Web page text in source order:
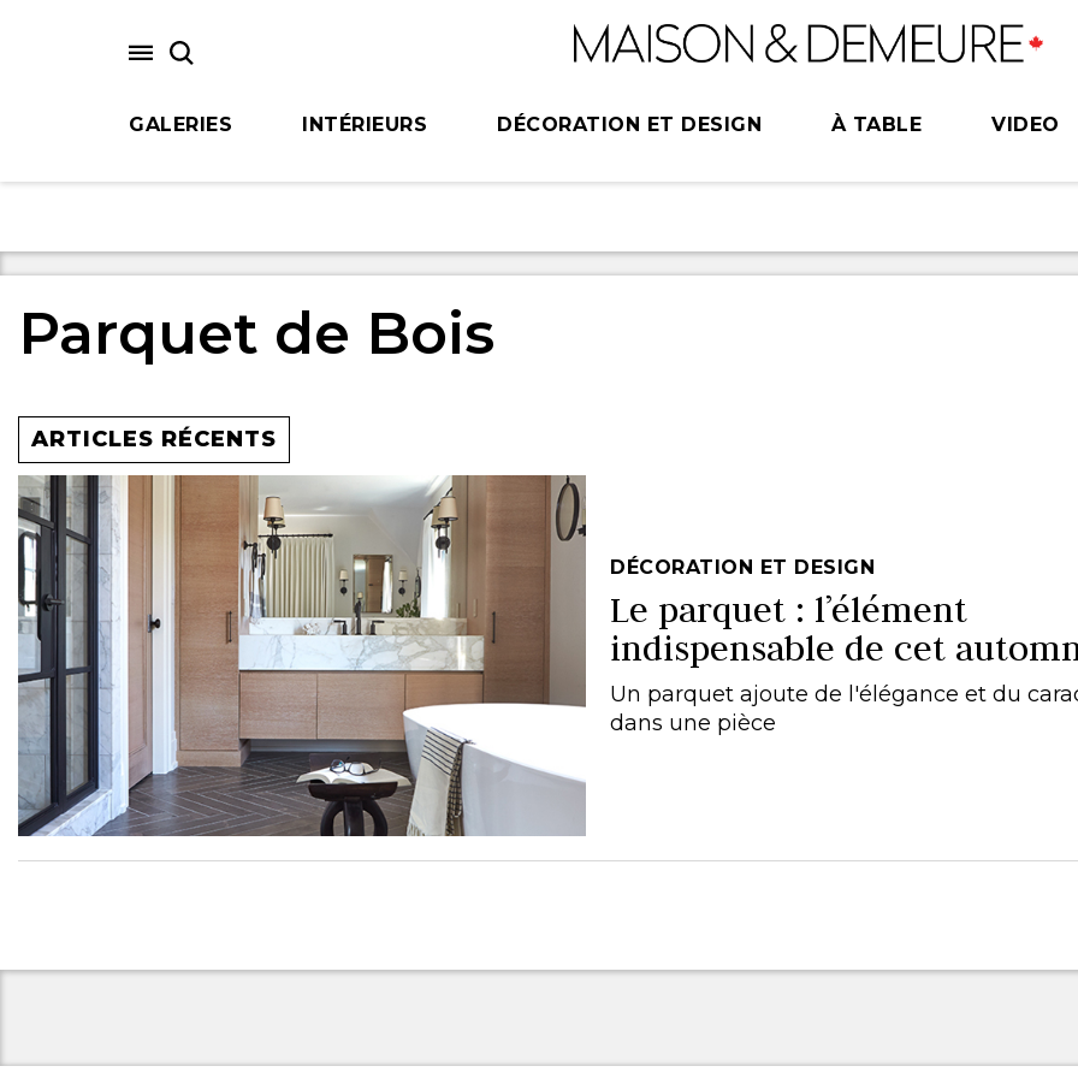
GALERIES INTÉRIEURS DÉCORATION ET DESIGN À TABLE VIDEO
Parquet de Bois
ARTICLES RÉCENTS
DÉCORATION ET DESIGN
Le parquet : l’élément
indispensable de cet
Un parquet ajoute de l'élégance et du
dans une pièce